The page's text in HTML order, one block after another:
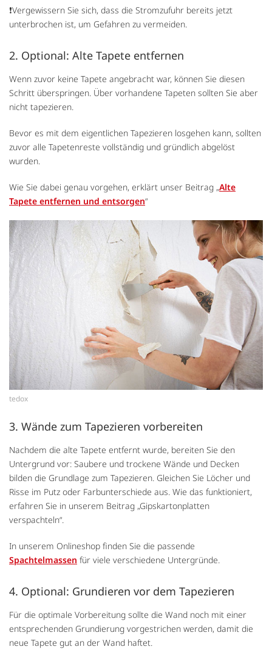
❗Vergewissern Sie sich, dass die Stromzufuhr bereits jetzt
unterbrochen ist, um Gefahren zu vermeiden.
2. Optional: Alte Tapete entfernen
Wenn zuvor keine Tapete angebracht war, können Sie diesen
Schritt überspringen. Über vorhandene Tapeten sollten Sie aber
nicht tapezieren.
Bevor es mit dem eigentlichen Tapezieren losgehen kann, sollten
zuvor alle Tapetenreste vollständig und gründlich abgelöst
wurden.
Wie Sie dabei genau vorgehen, erklärt unser Beitrag „Alte
Tapete entfernen und entsorgen“
tedox
3. Wände zum Tapezieren vorbereiten
Nachdem die alte Tapete entfernt wurde, bereiten Sie den
Untergrund vor: Saubere und trockene Wände und Decken
bilden die Grundlage zum Tapezieren. Gleichen Sie Löcher und
Risse im Putz oder Farbunterschiede aus. Wie das funktioniert,
erfahren Sie in unserem Beitrag „Gipskartonplatten
verspachteln“.
In unserem Onlineshop finden Sie die passende
Spachtelmassen für viele verschiedene Untergründe.
4. Optional: Grundieren vor dem Tapezieren
Für die optimale Vorbereitung sollte die Wand noch mit einer
entsprechenden Grundierung vorgestrichen werden, damit die
neue Tapete gut an der Wand haftet.